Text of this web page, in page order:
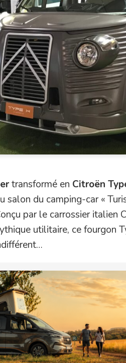
transformé en Citroën
salon du camping-car «
par le carrossier italien
utilitaire, ce fourgon